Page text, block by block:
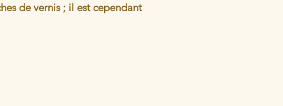
de vernis ; il est cependant